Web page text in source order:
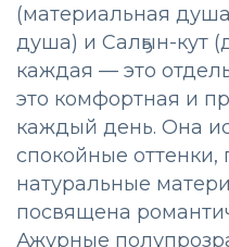
(материальная
душа) и Салҕын-кут
каждая — это
это комфортная и
каждый день. Она
спокойные оттенки,
натуральные
посвящена
Ажурные